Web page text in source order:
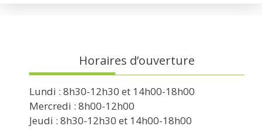
Horaires d’ouverture
Lundi : 8h30-12h30 et 14h00-18h00
Mercredi : 8h00-12h00
Jeudi : 8h30-12h30 et 14h00-18h00